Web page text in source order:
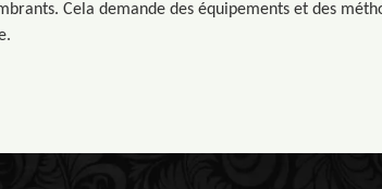
Cela demande des équipements et des